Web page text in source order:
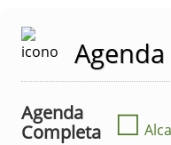
Agenda
Completa
☐